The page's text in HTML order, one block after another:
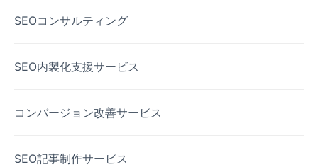
SEOコンサルティング
SEO内製化支援サービス
コンバージョン改善サービス
SEO記事制作サービス